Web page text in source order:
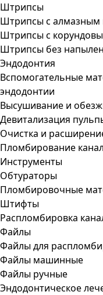
Штрипсы
Штрипсы c алмазным
Штрипсы c
Штрипсы без
Эндодонтия
Вспомогательные
эндодонтии
Высушивание и
Девитализация
Очистка и
Пломбирование
Инструменты
Обтураторы
Пломбировочные
Штифты
Распломбировка
Файлы
Файлы для
Файлы машинные
Файлы ручные
Эндодонтическое